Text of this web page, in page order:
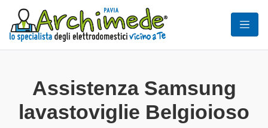
Assistenza Samsung
lavastoviglie Belgioioso